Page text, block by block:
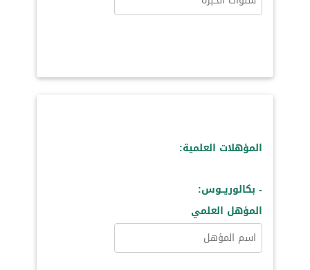
المؤهلات العلمية:
- بكالوريــوس:
المؤهل العلمي